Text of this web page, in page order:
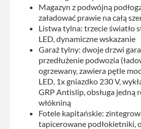
Magazyn z podwójną
załadować prawie na całą
Listwa tylna: trzecie światło
LED, dynamiczne wskazanie
Garaż tylny: dwoje drzwi
przedłużenie podwozia
ogrzewany, zawiera pętle
LED, 1x gniazdko 230 V,
GRP Antislip, obsługa jedną
włókniną
Fotele kapitańskie:
tapicerowane podłokietniki,